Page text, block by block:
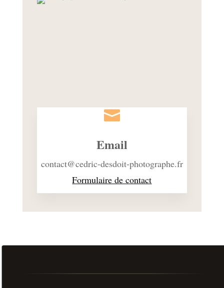

Email
contact@cedric-desdoit-photographe.fr
Formulaire de contact